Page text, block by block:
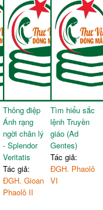
Thông điệp
Ánh rạng
ngời chân lý
- Splendor
Veritatis
Tác giả:
ĐGH. Gioan
Phaolô II
Tìm hiểu sắc
lệnh Truyền
giáo (Ad
Gentes)
Tác giả:
ĐGH. Phaolô
VI